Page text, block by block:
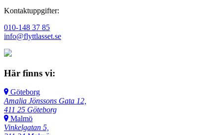
Kontaktuppgifter:
010-148 37 85
info@flyttlasset.se
Här finns vi:
Göteborg
Amalia Jönssons Gata 12,
411 25 Göteborg
Malmö
Vinkelgatan 5,